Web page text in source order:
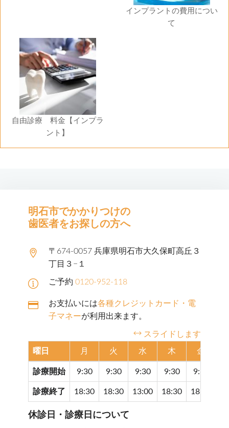
インプラントの費用につい
て
自由診療 料金【インプラ
ント】
明石市でかかりつけの
歯医者をお探しの方へ
〒674-0057 兵庫県明石市大久保町高丘３
丁目３−１
ご予約 0120-952-118
お支払いには各種クレジットカード・電
子マネーが利用出来ます。
スライドします
曜日 月 火 水 木 金
診療開始 9:30 9:30 9:30 9:30 9:30
診療終了 18:30 18:30 13:00 18:30 18:30
休診日・診療日について